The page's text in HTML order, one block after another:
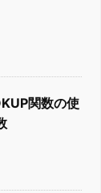
関数の使